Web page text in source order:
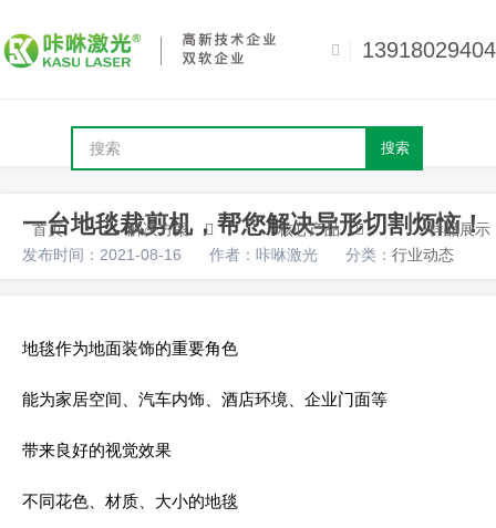
13918029404
搜索
首页 解决方案 核心产品 样品展示
一台地毯裁剪机，帮您解决异形切割烦恼！
发布时间：2021-08-16 作者：咔咻激光 分类： 行业动态
地毯作为地面装饰的重要角色
能为家居空间、汽车内饰、酒店环境、企业门面等
带来良好的视觉效果
不同花色、材质、大小的地毯